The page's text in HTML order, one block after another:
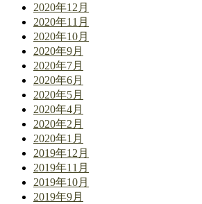
2020年12月
2020年11月
2020年10月
2020年9月
2020年7月
2020年6月
2020年5月
2020年4月
2020年2月
2020年1月
2019年12月
2019年11月
2019年10月
2019年9月